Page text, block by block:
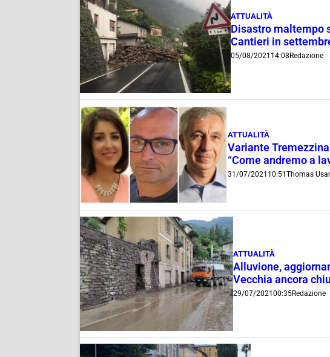
ATTUALITÀ
Disastro maltempo
Cantieri in
05/08/2021 14:08 Redazione
ATTUALITÀ
Variante
“Come andremo a
31/07/2021 10:51 Thomas
ATTUALITÀ
Alluvione,
Vecchia ancora
29/07/202100:35Redazione